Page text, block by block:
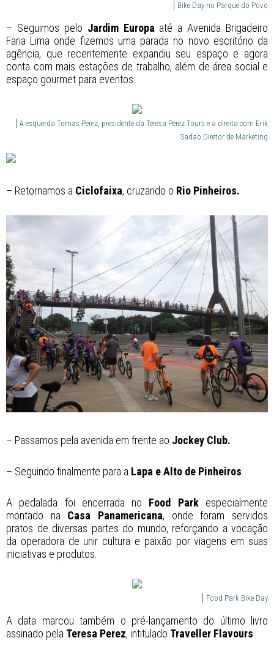
Bike Day no Parque do Povo
– Seguimos pelo Jardim Europaaté a Avenida Brigadeiro
Faria Lima onde fizemos uma parada no novo escritório da
agência, que recentemente expandiu seu espaço e agora
conta com mais estações de trabalho, além de área social e
espaço gourmet para eventos.
A esquerda Tomas Perez, presidente da Teresa Perez Tours e a direita com Erik
Sadao Diretor de Marketing
– Retornamos a Ciclofaixa, cruzando o Rio Pinheiros.
– Passamos pela avenida em frente ao Jockey Club.
– Seguindo finalmente para a Lapa e Alto de Pinheiros
A pedalada foi encerrada no Food Parkespecialmente
montado na Casa Panamericana, onde foram servidos
pratos de diversas partes do mundo, reforçando a vocação
da operadora de unir cultura e paixão por viagens em suas
iniciativas e produtos.
Food Park Bike Day
A data marcou também o pré-lançamento do último livro
assinado pela Teresa Perez, intitulado Traveller Flavours